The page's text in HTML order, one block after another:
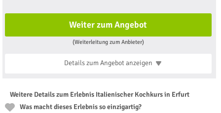
Weiter zum Angebot
(Weiterleitung zum Anbieter)
Details zum Angebotanzeigen
Weitere Details zum Erlebnis Italienischer Kochkurs in Erfurt
Was macht dieses Erlebnis so einzigartig?